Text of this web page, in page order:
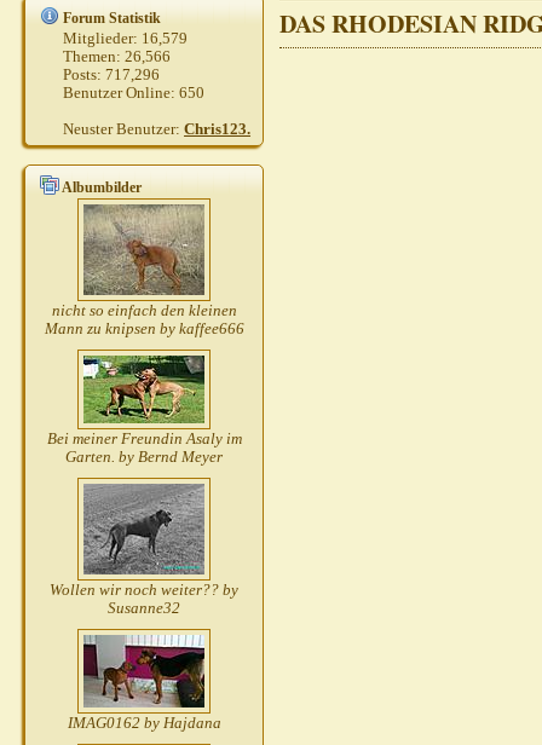
Forum Statistik
Mitglieder: 16,579
Themen:26,566
Posts:717,296
Benutzer Online:650
Neuster Benutzer: Chris123.
Albumbilder
nicht so einfach den kleinen
Mann zu knipsen by kaffee666
Bei meiner Freundin Asaly im
Garten. by Bernd Meyer
Wollen wir noch weiter?? by
Susanne32
IMAG0162 by Hajdana
DAS RHODESIAN